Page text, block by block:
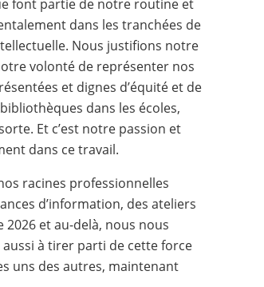
font partie de notre routine et
dans les tranchées de
Nous justifions notre
volonté de représenter nos
et dignes d’équité et de
dans les écoles,
Et c’est notre passion et
dans ce travail.
racines professionnelles
d’information, des ateliers
2026 et au-delà, nous nous
à tirer parti de cette force
uns des autres, maintenant